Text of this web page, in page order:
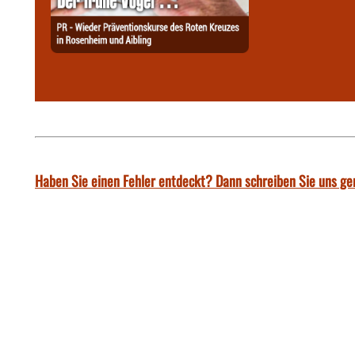
Haben Sie einen Fehler entdeckt? Dann schreiben Sie uns